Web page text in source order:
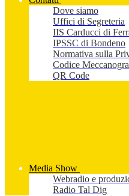
Dove siamo
Uffici di Segreteria
IIS Carducci di
IPSSC di Bondeno
Normativa sulla
Codice
QR Code
Media Show
Webradio e
Radio Tal Dig